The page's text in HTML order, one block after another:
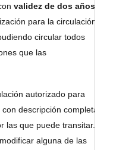
validez de dos años
para la circulación
circular todos
que las
autorizado para
descripción completa
las que puede transitar.
alguna de las